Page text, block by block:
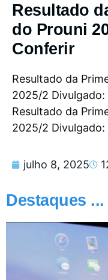
Resultado
do Prouni
Conferir
Resultado da
2025/2
Resultado da
2025/2 Divulgado:
julho 8, 2025
Destaques ...